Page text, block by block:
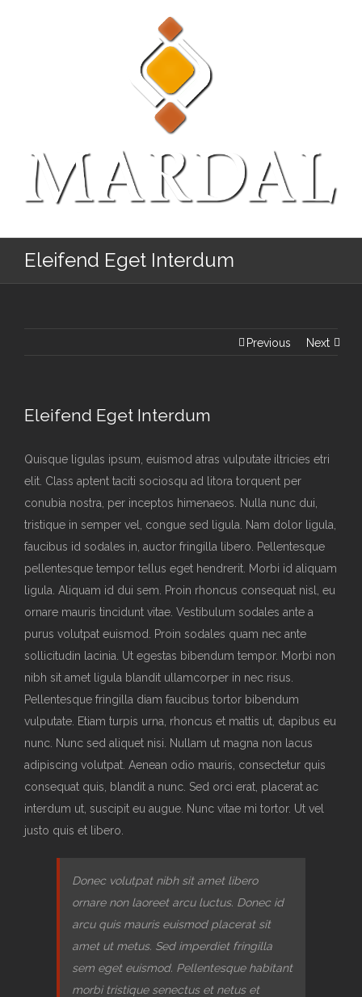
Eleifend Eget Interdum
Previous Next
Eleifend Eget Interdum
Quisque ligulas ipsum, euismod atras vulputate iltricies etri
elit. Class aptent taciti sociosqu ad litora torquent per
conubia nostra, per inceptos himenaeos. Nulla nunc dui,
tristique in semper vel, congue sed ligula. Nam dolor ligula,
faucibus id sodales in, auctor fringilla libero. Pellentesque
pellentesque tempor tellus eget hendrerit. Morbi id aliquam
ligula. Aliquam id dui sem. Proin rhoncus consequat nisl, eu
ornare mauris tincidunt vitae. Vestibulum sodales ante a
purus volutpat euismod. Proin sodales quam nec ante
sollicitudin lacinia. Ut egestas bibendum tempor. Morbi non
nibh sit amet ligula blandit ullamcorper in nec risus.
Pellentesque fringilla diam faucibus tortor bibendum
vulputate. Etiam turpis urna, rhoncus et mattis ut, dapibus eu
nunc. Nunc sed aliquet nisi. Nullam ut magna non lacus
adipiscing volutpat. Aenean odio mauris, consectetur quis
consequat quis, blandit a nunc. Sed orci erat, placerat ac
interdum ut, suscipit eu augue. Nunc vitae mi tortor. Ut vel
justo quis et libero.
Donec volutpat nibh sit amet libero
ornare non laoreet arcu luctus. Donec id
arcu quis mauris euismod placerat sit
amet ut metus. Sed imperdiet fringilla
sem eget euismod. Pellentesque habitant
morbi tristique senectus et netus et